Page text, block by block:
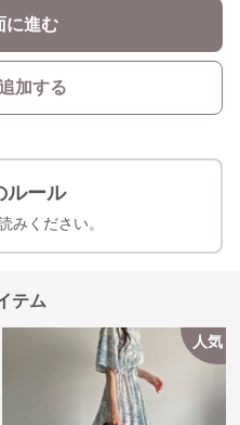
に進む
加する
ルール
みください。
テム
人気